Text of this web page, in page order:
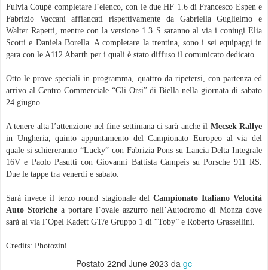
Fulvia Coupé completare l’elenco, con le due HF 1.6 di Francesco Espen e
Fabrizio Vaccani affiancati rispettivamente da Gabriella Guglielmo e
Walter Rapetti, mentre con la versione 1.3 S saranno al via i coniugi Elia
Scotti e Daniela Borella. A completare la trentina, sono i sei equipaggi in
gara con le A112 Abarth per i quali è stato diffuso il comunicato dedicato.
Otto le prove speciali in programma, quattro da ripetersi, con partenza ed
arrivo al Centro Commerciale “Gli Orsi” di Biella nella giornata di sabato
24 giugno.
A tenere alta l’attenzione nel fine settimana ci sarà anche il Mecsek Rallye
in Ungheria, quinto appuntamento del Campionato Europeo al via del
quale si schiereranno “Lucky” con Fabrizia Pons su Lancia Delta Integrale
16V e Paolo Pasutti con Giovanni Battista Campeis su Porsche 911 RS.
Due le tappe tra venerdì e sabato.
Sarà invece il terzo round stagionale del Campionato Italiano Velocità
Auto Storiche a portare l’ovale azzurro nell’Autodromo di Monza dove
sarà al via l’Opel Kadett GT/e Gruppo 1 di “Toby” e Roberto Grassellini.
Credits: Photozini
Postato 22nd June 2023 da gc